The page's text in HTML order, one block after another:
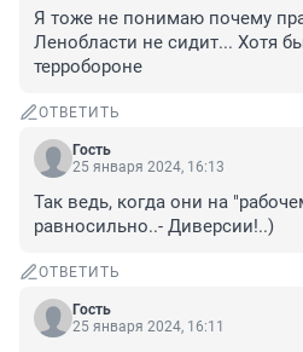
Я тоже не понимаю почему
Ленобласти не сидит... Хотя
терробороне
ОТВЕТИТЬ
Гость
25 января 2024, 16:13
Так ведь, когда они на
равносильно..- Диверсии!..)
ОТВЕТИТЬ
Гость
25 января 2024, 16:11